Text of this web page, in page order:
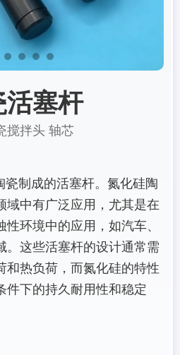
塞杆
搅拌头 轴芯
制成的活塞杆。氮化硅陶
域中有广泛应用，尤其是在
环境中的应用，如汽车、
。这些活塞杆的设计通常需
和热负荷，而氮化硅的特性
件下的持久耐用性和稳定